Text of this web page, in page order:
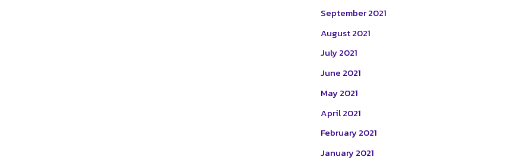
September 2021
August 2021
July 2021
June 2021
May 2021
April 2021
February 2021
January 2021